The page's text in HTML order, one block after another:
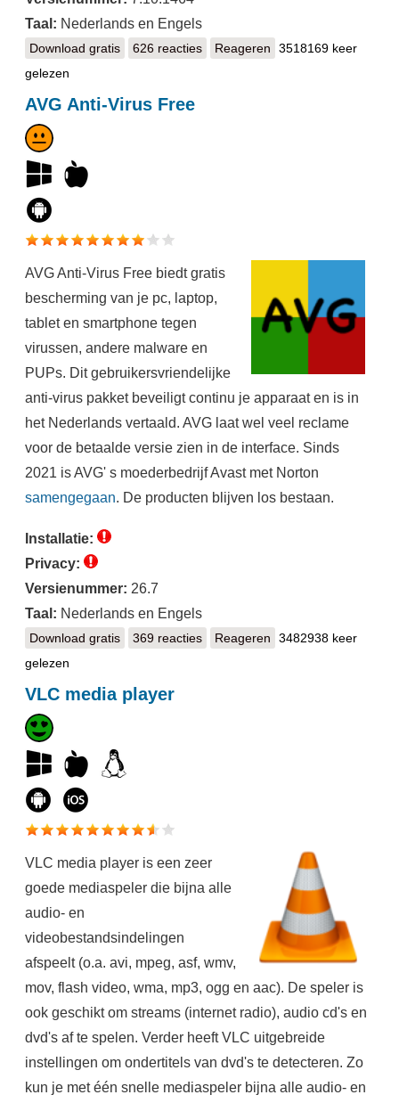
Taal: Nederlands en Engels
Download gratisCCleaner
626 reacties Reageren
3518169 keer
gelezen
AVG Anti-Virus Free
AVG Anti-Virus Free biedt gratis
bescherming van je pc, laptop,
tablet en smartphone tegen
virussen, andere malware en
PUPs. Dit gebruikersvriendelijke
anti-virus pakket beveiligt continu je apparaat en is in
het Nederlands vertaald. AVG laat wel veel reclame
voor de betaalde versie zien in de interface. Sinds
2021 is AVG' s moederbedrijf Avast met Norton
samengegaan. De producten blijven los bestaan.
Installatie:
Privacy:
Versienummer: 26.7
Taal: Nederlands en Engels
Download gratisAVG Anti-Virus Free
369 reacties Reageren
3482938 keer
gelezen
VLC media player
VLC media player is een zeer
goede mediaspeler die bijna alle
audio- en
videobestandsindelingen
afspeelt (o.a. avi, mpeg, asf, wmv,
mov, flash video, wma, mp3, ogg en aac). De speler is
ook geschikt om streams (internet radio), audio cd's en
dvd's af te spelen. Verder heeft VLC uitgebreide
instellingen om ondertitels van dvd's te detecteren. Zo
kun je met één snelle mediaspeler bijna alle audio- en